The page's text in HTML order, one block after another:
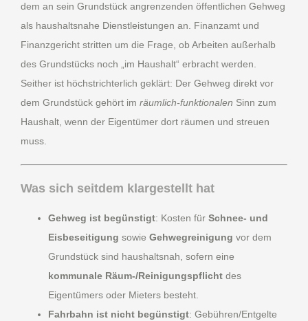
dem an sein Grundstück angrenzenden öffentlichen Gehweg
als haushaltsnahe Dienstleistungen an. Finanzamt und
Finanzgericht stritten um die Frage, ob Arbeiten außerhalb
des Grundstücks noch „im Haushalt“ erbracht werden.
Seither ist höchstrichterlich geklärt: Der Gehweg direkt vor
dem Grundstück gehört im räumlich-funktionalen Sinn zum
Haushalt, wenn der Eigentümer dort räumen und streuen
muss.
Was sich seitdem klargestellt hat
Gehweg ist begünstigt: Kosten für Schnee- und
Eisbeseitigung sowie Gehwegreinigung vor dem
Grundstück sind haushaltsnah, sofern eine
kommunale Räum-/Reinigungspflicht des
Eigentümers oder Mieters besteht.
Fahrbahn ist nicht begünstigt: Gebühren/Entgelte